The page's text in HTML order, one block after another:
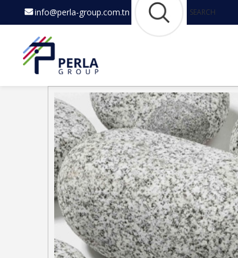
info@perla-group.com.tn SEARCH